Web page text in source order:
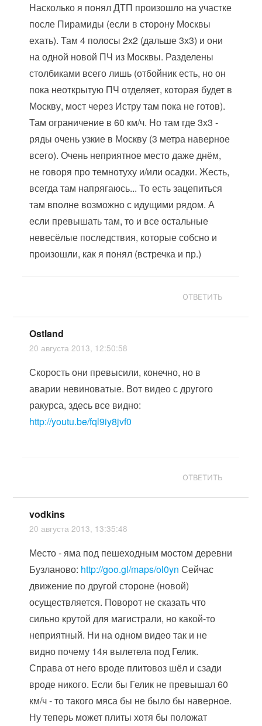
Насколько я понял ДТП произошло на участке
после Пирамиды (если в сторону Москвы
ехать). Там 4 полосы 2х2 (дальше 3х3) и они
на одной новой ПЧ из Москвы. Разделены
столбиками всего лишь (отбойник есть, но он
пока неоткрытую ПЧ отделяет, которая будет в
Москву, мост через Истру там пока не готов).
Там ограничение в 60 км/ч. Но там где 3х3 -
ряды очень узкие в Москву (3 метра наверное
всего). Очень неприятное место даже днём,
не говоря про темнотуху и/или осадки. Жесть,
всегда там напрягаюсь... То есть зацепиться
там вполне возможно с идущими рядом. А
если превышать там, то и все остальные
невесёлые последствия, которые собсно и
произошли, как я понял (встречка и пр.)
ОТВЕТИТЬ
Ostland
20 августа 2013, 12:50:58
Скорость они превысили, конечно, но в
аварии невиноватые. Вот видео с другого
ракурса, здесь все видно:
http://youtu.be/fql9iy8jvf0
ОТВЕТИТЬ
vodkins
20 августа 2013, 13:35:48
Место - яма под пешеходным мостом деревни
Бузланово: http://goo.gl/maps/ol0yn Сейчас
движение по другой стороне (новой)
осуществляется. Поворот не сказать что
сильно крутой для магистрали, но какой-то
неприятный. Ни на одном видео так и не
видно почему 14я вылетела под Гелик.
Справа от него вроде плитовоз шёл и сзади
вроде никого. Если бы Гелик не превышал 60
км/ч - то такого мяса бы не было бы наверное.
Ну теперь может плиты хотя бы положат